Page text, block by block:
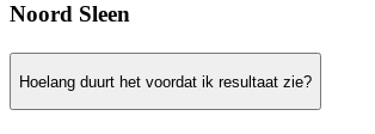
Noord Sleen
Hoelang duurt het voordat ik resultaat zie?